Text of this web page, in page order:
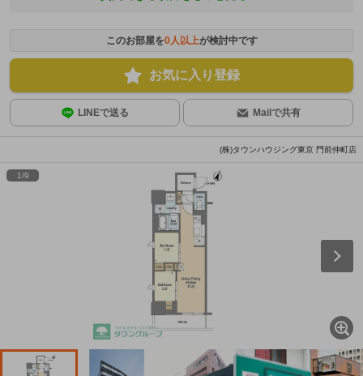
このお部屋を0人以上が検討中です
お気に入り登録
LINEで送る Mailで共有
(株)タウンハウジング東京 門前仲町店
1/9